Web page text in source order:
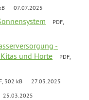
07.07.2025
PDF,
-
und Horte
PDF,
302 kB 27.03.2025
25.03.2025